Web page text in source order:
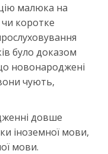
малюка на
чи коротке
було доказом
новонароджені
чують,
довше
іноземної мови,
мови.